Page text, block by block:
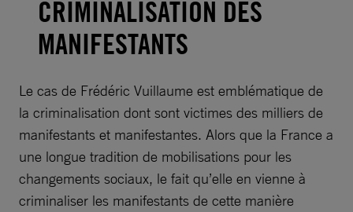
CRIMINALISATION DES
MANIFESTANTS
Le cas de Frédéric Vuillaume est emblématique de
la criminalisation dont sont victimes des milliers de
manifestants et manifestantes. Alors que la France a
une longue tradition de mobilisations pour les
changements sociaux, le fait qu’elle en vienne à
criminaliser les manifestants de cette manière